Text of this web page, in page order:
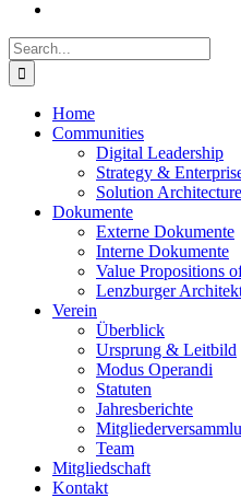
Search
for:
Home
Communities
Digital Leadership
Strategy &
Solution
Dokumente
Externe Dokumente
Interne Dokumente
Value Propositions
Lenzburger
Verein
Überblick
Ursprung & Leitbild
Modus Operandi
Statuten
Jahresberichte
Team
Mitgliedschaft
Kontakt